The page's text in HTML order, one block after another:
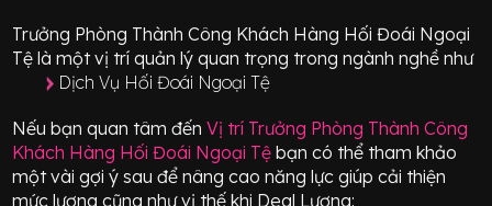
Trưởng Phòng Thành Công Khách Hàng Hối Đoái Ngoại
Tệ là một vị tríquản lý quan trọng trong ngành nghề như
Dịch Vụ Hối Đoái Ngoại Tệ
Nếu bạn quan tâm đến Vị trí Trưởng Phòng Thành Công
Khách Hàng Hối Đoái Ngoại Tệ bạn có thể tham khảo
một vài gợi ý sau để nâng cao năng lực giúp cải thiện
mức lương cũng như vị thế khi Deal Lương: